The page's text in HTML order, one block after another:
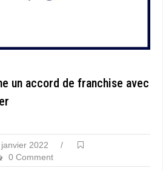
un accord de franchise avec
2022
/
0 Comment